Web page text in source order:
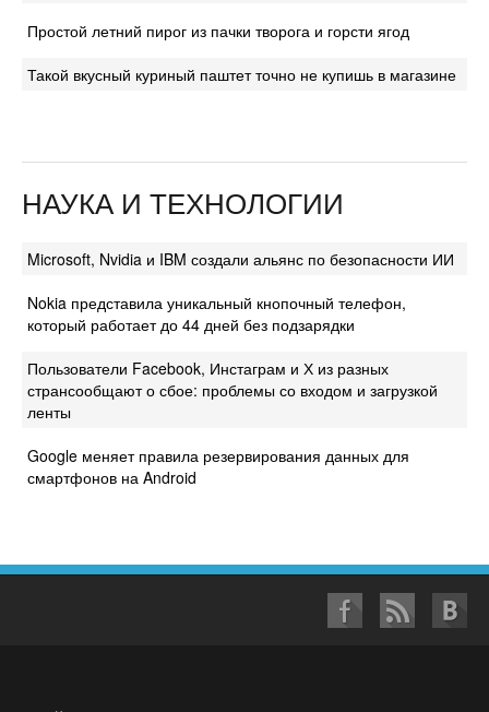
Простой летний пирог из пачки творога и горсти ягод
Такой вкусный куриный паштет точно не купишь в магазине
НАУКА И ТЕХНОЛОГИИ
Microsoft, Nvidia и IBM создали альянс по безопасности ИИ
Nokia представила уникальный кнопочный телефон,
который работает до 44 дней без подзарядки
Пользователи Facebook, Инстаграм и Х из разных
странсообщают о сбое: проблемы со входом и загрузкой
ленты
Google меняет правила резервирования данных для
смартфонов на Android